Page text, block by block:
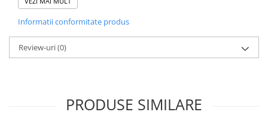
-Nu scaneaza amprenta!
Dotari optionale:
-Replica denture
1. Scanare super-rapida - Tehnologia MEDIT vine cu un hardware
Informatii conformitate produs
Review-uri(0)
PRODUSE SIMILARE